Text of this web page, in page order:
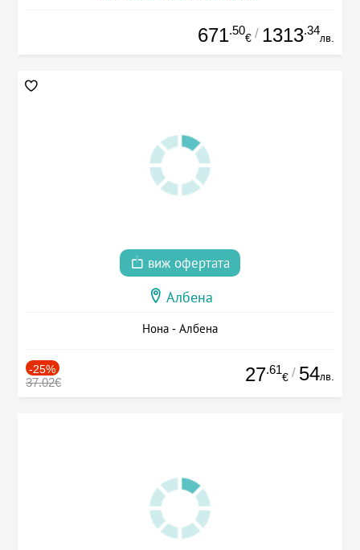
671.50
€ / 1313.34
лв.
виж офертата
Албена
Нона - Албена
-25%
37.02€ 27.61
€ / 54лв.